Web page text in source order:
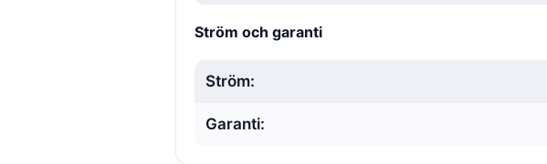
Ström och garanti
Ström:
Garanti: